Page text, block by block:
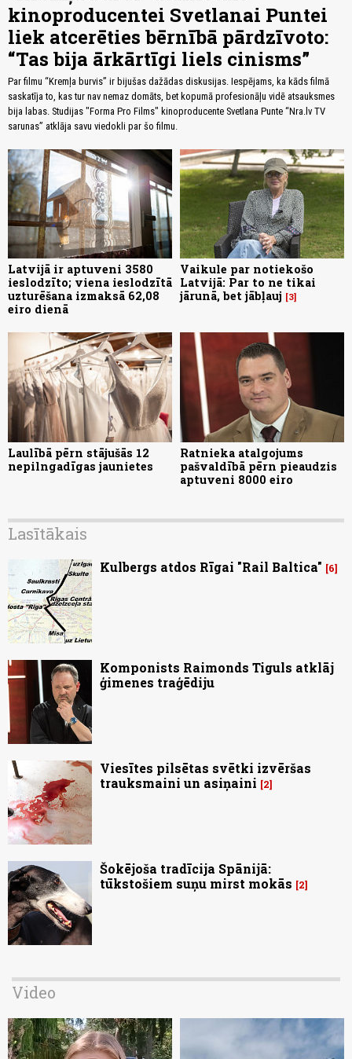
kinoproducentei Svetlanai Puntei
liek atcerēties bērnībā pārdzīvoto:
“Tas bija ārkārtīgi liels cinisms”
Par filmu “Kremļa burvis” ir bijušas dažādas diskusijas. Iespējams, ka kāds filmā
saskatīja to, kas tur nav nemaz domāts, bet kopumā profesionāļu vidē atsauksmes
bija labas. Studijas "Forma Pro Films" kinoproducente Svetlana Punte “Nra.lv TV
sarunas” atklāja savu viedokli par šo filmu.
Latvijā ir aptuveni 3580
ieslodzīto; viena ieslodzītā
uzturēšana izmaksā 62,08
eiro dienā
Vaikule par notiekošo
Latvijā: Par to ne tikai
jārunā, bet jābļauj
3
Laulībā pērn stājušās 12
nepilngadīgas jaunietes
Ratnieka atalgojums
pašvaldībā pērn pieaudzis
aptuveni 8000 eiro
Lasītākais
Kulbergs atdos Rīgai "Rail Baltica" 6
Komponists Raimonds Tiguls atklāj
ģimenes traģēdiju
Viesītes pilsētas svētki izvēršas
trauksmaini un asiņaini
2
Šokējoša tradīcija Spānijā:
tūkstošiem suņu mirst mokās
2
Video